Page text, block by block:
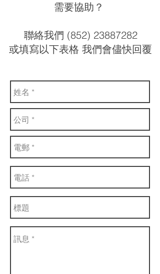
需要協助？
聯絡我們 (852) 23887282
或填寫以下表格 我們會儘快回覆